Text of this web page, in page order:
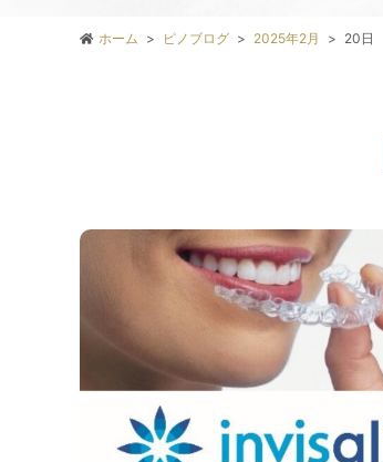
ホーム ピノブログ 2025年2月 20日